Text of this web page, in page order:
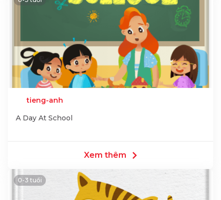
tieng-anh
A Day At School
Xem thêm
0-3 tuổi